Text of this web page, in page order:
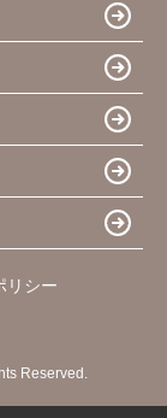
リシー
Reserved.